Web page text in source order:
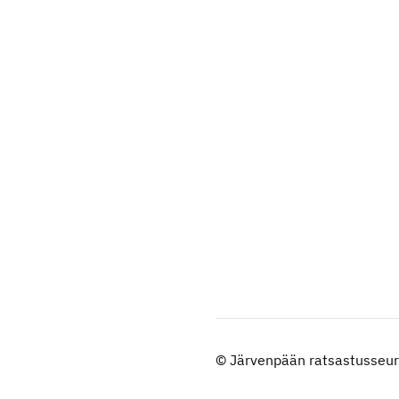
© Järvenpään